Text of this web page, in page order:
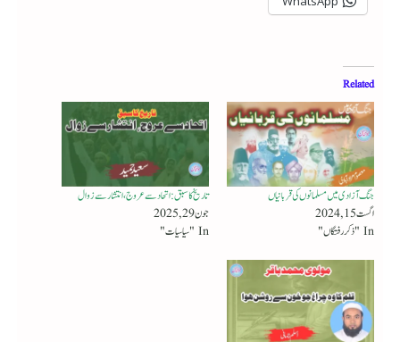
Related
جنگ آزادی میں مسلمانوں کی قربانیاں
اگست 15, 2024
In "ذکر رفتگاں"
تاریخ کا سبق : اتحاد سے عروج، انتشار سے زوال
جون 29, 2025
In "سیاسیات"